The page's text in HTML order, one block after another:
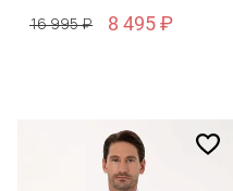
16 995 ₽
8 495 ₽